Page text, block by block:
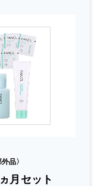
品〉
月セット